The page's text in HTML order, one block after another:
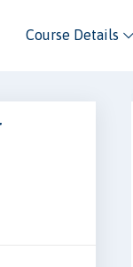
Course Details